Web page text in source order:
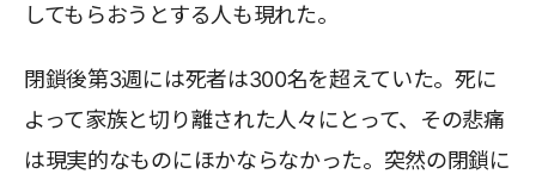
してもらおうとする人も現れた。
閉鎖後第3週には死者は300名を超えていた。死に
よって家族と切り離された人々にとって、その悲痛
は現実的なものにほかならなかった。突然の閉鎖に